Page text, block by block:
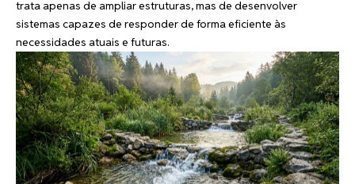
trata apenas de ampliar estruturas, mas de desenvolver
sistemas capazes de responder de forma eficiente às
necessidades atuais e futuras.